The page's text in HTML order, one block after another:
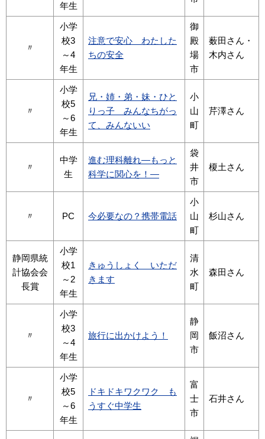
年生
〃
小学
校3
～4
年生
注意で安心 わたした
ちの安全
御
殿
場
市
薮田さん・
木内さん
〃
小学
校5
～6
年生
兄・姉・弟・妹・ひと
りっ子 みんなちがっ
て、みんないい
小
山
町
芹澤さん
〃
中学
生
進む理科離れ―もっと
科学に関心を！―
袋
井
市
榎土さん
〃 PC 今必要なの？携帯電話
小
山
町
杉山さん
静岡県統
計協会会
長賞
小学
校1
～2
年生
きゅうしょく いただ
きます
清
水
町
森田さん
〃
小学
校3
～4
年生
旅行に出かけよう！
静
岡
市
飯沼さん
〃
小学
校5
～6
年生
ドキドキワクワク も
うすぐ中学生
富
士
市
石井さん